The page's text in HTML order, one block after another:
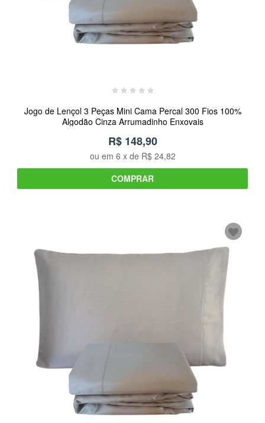
Jogo de Lençol 3 Peças Mini Cama Percal 300 Fios 100%
Algodão Cinza Arrumadinho Enxovais
R$ 148,90
ou em 6 x de R$ 24,82
COMPRAR